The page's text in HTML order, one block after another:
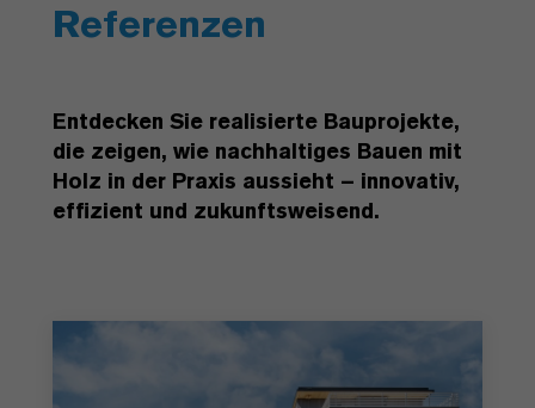
Referenzen
Entdecken Sie realisierte Bauprojekte,
die zeigen, wie nachhaltiges Bauen mit
Holz in der Praxis aussieht – innovativ,
effizient und zukunftsweisend.